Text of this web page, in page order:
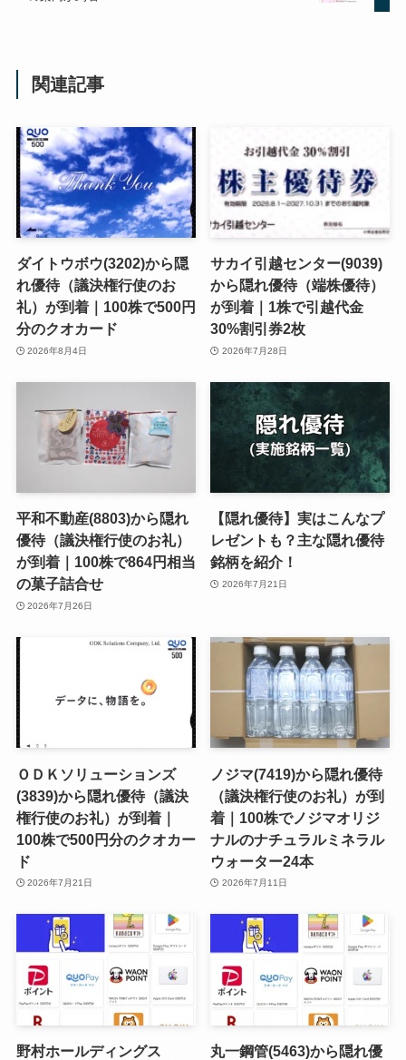
関連記事
ダイトウボウ(3202)から隠
れ優待（議決権行使のお
礼）が到着｜100株で500円
分のクオカード
2026年8月4日
サカイ引越センター(9039)
から隠れ優待（端株優待）
が到着｜1株で引越代金
30%割引券2枚
2026年7月28日
平和不動産(8803)から隠れ
優待（議決権行使のお礼）
が到着｜100株で864円相当
の菓子詰合せ
2026年7月26日
【隠れ優待】実はこんなプ
レゼントも？主な隠れ優待
銘柄を紹介！
2026年7月21日
ＯＤＫソリューションズ
(3839)から隠れ優待（議決
権行使のお礼）が到着｜
100株で500円分のクオカー
ド
2026年7月21日
ノジマ(7419)から隠れ優待
（議決権行使のお礼）が到
着｜100株でノジマオリジ
ナルのナチュラルミネラル
ウォーター24本
2026年7月11日
野村ホールディングス
丸一鋼管(5463)から隠れ優